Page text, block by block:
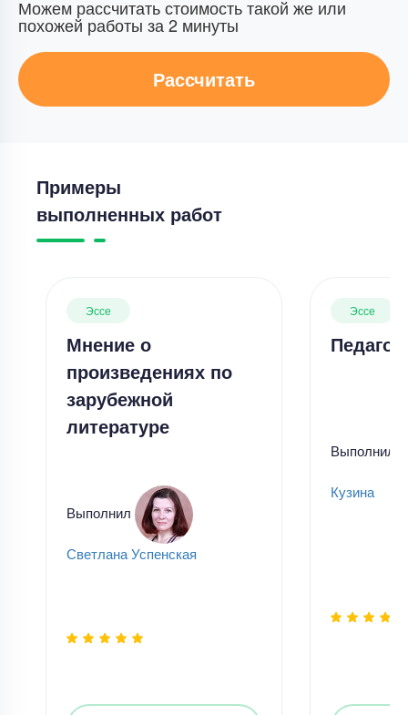
Можем рассчитать стоимость такой же или
похожей работы за 2 минуты
Рассчитать
Примеры
выполненных работ
Эссе
Мнение о
произведениях по
зарубежной
литературе
Выполнил
Светлана Успенская
Эссе
Выполнил
Кузина